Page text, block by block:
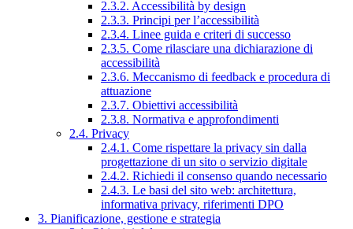
2.3.2. Accessibilità by design
2.3.3. Principi per l’accessibilità
2.3.4. Linee guida e criteri di successo
2.3.5. Come rilasciare una dichiarazione di
accessibilità
2.3.6. Meccanismo di feedback e procedura di
attuazione
2.3.7. Obiettivi accessibilità
2.3.8. Normativa e approfondimenti
2.4. Privacy
2.4.1. Come rispettare la privacy sin dalla
progettazione di un sito o servizio digitale
2.4.2. Richiedi il consenso quando necessario
2.4.3. Le basi del sito web: architettura,
informativa privacy, riferimenti DPO
3. Pianificazione, gestione e strategia